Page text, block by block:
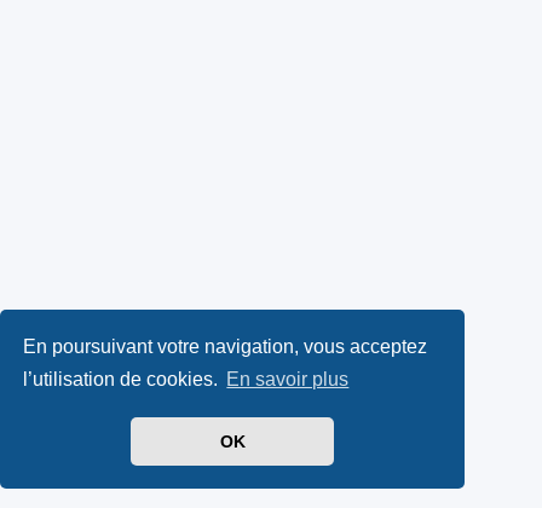
En poursuivant votre navigation, vous acceptez
l’utilisation de cookies. En savoir plus
OK